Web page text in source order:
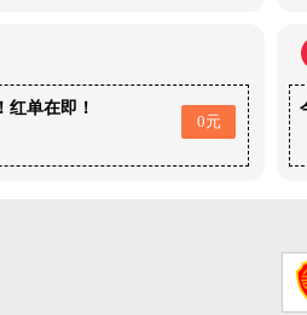
红单在即！
0元